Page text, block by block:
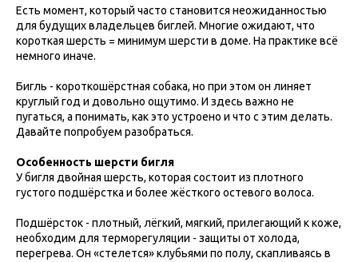
Есть момент, который часто становится неожиданностью
для будущих владельцев биглей. Многие ожидают, что
короткая шерсть = минимум шерсти в доме. На практике всё
немного иначе.
Бигль - короткошёрстная собака, но при этом он линяет
круглый год и довольно ощутимо. И здесь важно не
пугаться, а понимать, как это устроено и что с этим делать.
Давайте попробуем разобраться.
Особенность шерсти бигля
У бигля двойная шерсть, которая состоит из плотного
густого подшёрстка и более жёсткого остевого волоса.
Подшёрсток - плотный, лёгкий, мягкий, прилегающий к коже,
необходим для терморегуляции - защиты от холода,
перегрева. Он «стелется» клубьями по полу, скапливаясь в